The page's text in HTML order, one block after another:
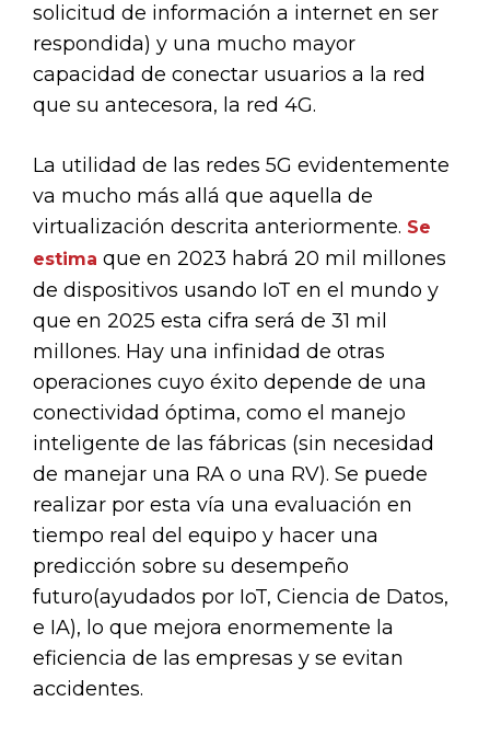
solicitud de información a internet en ser
respondida) y una mucho mayor
capacidad de conectar usuarios a la red
que su antecesora, la red 4G.
La utilidad de las redes 5G evidentemente
va mucho más allá que aquella de
virtualización descrita anteriormente. Se
estima que en 2023 habrá 20 mil millones
de dispositivos usando IoT en el mundo y
que en 2025 esta cifra será de 31 mil
millones. Hay una infinidad de otras
operaciones cuyo éxito depende de una
conectividad óptima, como el manejo
inteligente de las fábricas (sin necesidad
de manejar una RA o una RV). Se puede
realizar por esta vía una evaluación en
tiempo real del equipo y hacer una
predicción sobre su desempeño
futuro(ayudados por IoT, Ciencia de Datos,
e IA), lo que mejora enormemente la
eficiencia de las empresas y se evitan
accidentes.